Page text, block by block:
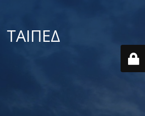
ΤΑΙΠΕΔ